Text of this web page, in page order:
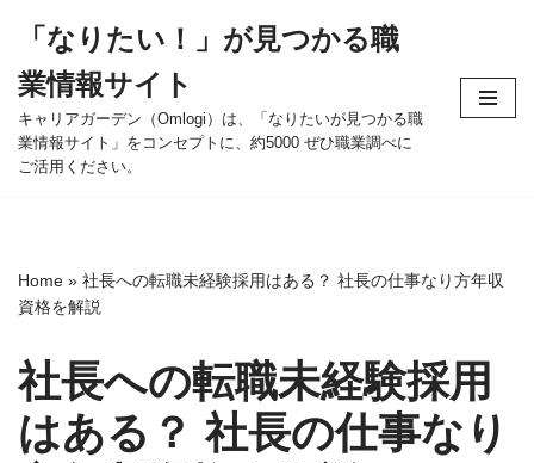
ン
テ
ン
ツ
ッ
プ
「なりたい！」が見つかる職
業情報サイト
キャリアガーデン（Omlogi）は、「なりたいが見つかる職
業情報サイト」をコンセプトに、約5000 ぜひ職業調べに
ご活用ください。
Home » 社長への転職未経験採用はある？ 社長の仕事なり方年収
資格を解説
社長への転職未経験採用
はある？ 社長の仕事なり